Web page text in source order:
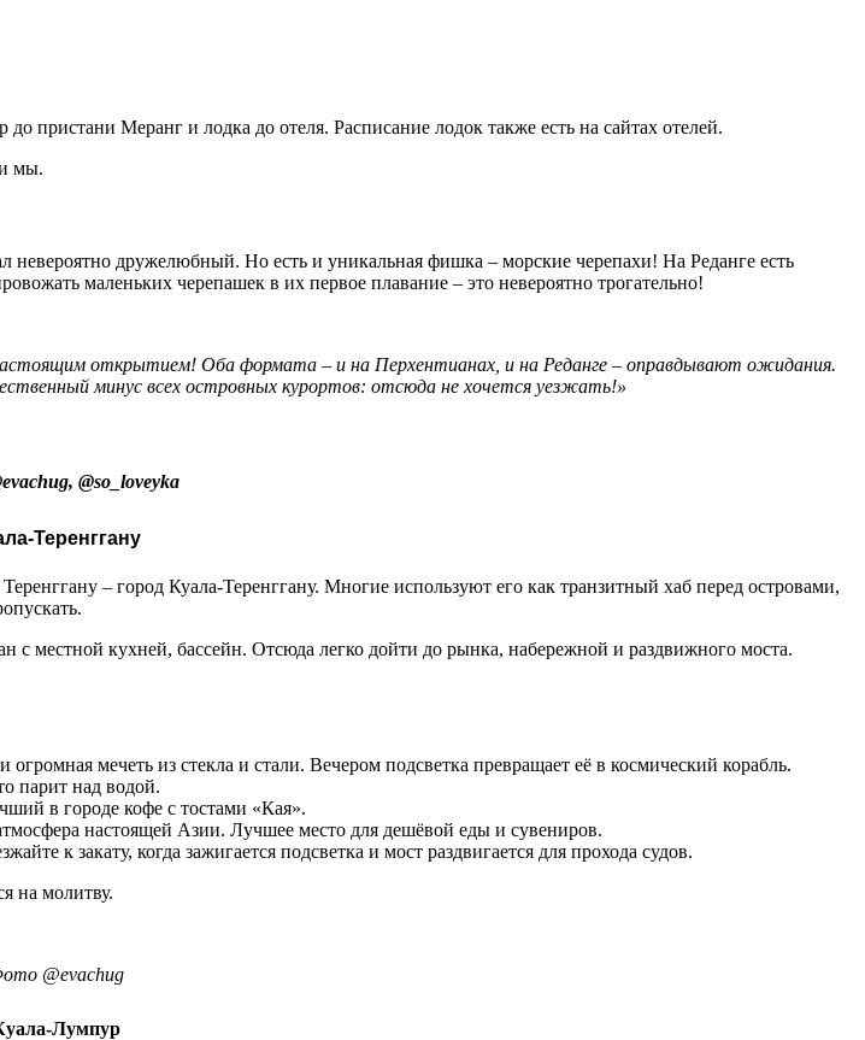
пристани Меранг и лодка до отеля. Расписание лодок также есть на сайтах отелей.
мы.
невероятно дружелюбный. Но есть и уникальная фишка – морские черепахи! На Реданге есть
маленьких черепашек в их первое плавание – это невероятно трогательно!
открытием! Оба формата – и на Перхентианах, и на Реданге – оправдывают ожидания.
минус всех островных курортов: отсюда не хочется уезжать!»
evachug, @so loveyka
– город Куала‑Теренггану. Многие используют его как транзитный хаб перед островами,
с местной кухней, бассейн. Отсюда легко дойти до рынка, набережной и раздвижного моста.
огромная мечеть из стекла и стали. Вечером подсветка превращает её в космический корабль.
парит над водой.
в городе кофе с тостами «Кая».
настоящей Азии. Лучшее место для дешёвой еды и сувениров.
к закату, когда зажигается подсветка и мост раздвигается для прохода судов.
на молитву.
@evachug